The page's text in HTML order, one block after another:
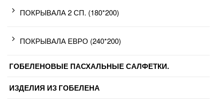
ПОКРЫВАЛА 2 СП. (180*200)
ПОКРЫВАЛА ЕВРО (240*200)
ГОБЕЛЕНОВЫЕ ПАСХАЛЬНЫЕ САЛФЕТКИ.
ИЗДЕЛИЯ ИЗ ГОБЕЛЕНА